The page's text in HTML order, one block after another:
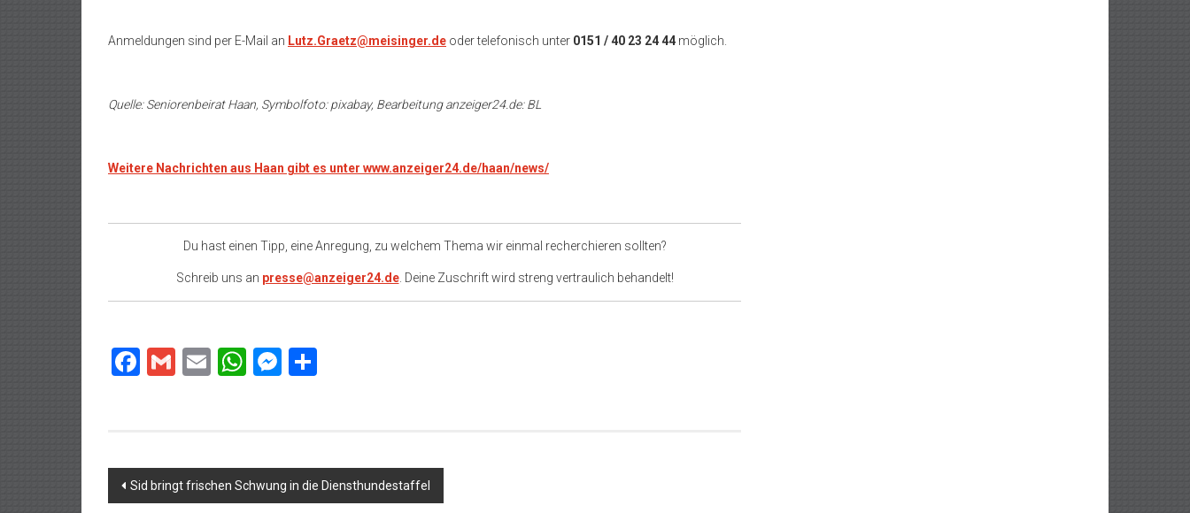
Anmeldungen sind per E-Mail an Lutz.Graetz@meisinger.de oder telefonisch unter 0151 / 40 23 24 44 möglich.
Quelle: Seniorenbeirat Haan, Symbolfoto: pixabay, Bearbeitung anzeiger24.de: BL
Weitere Nachrichten aus Haan gibt es unter www.anzeiger24.de/haan/news/
Du hast einen Tipp, eine Anregung, zu welchem Thema wir einmal recherchieren sollten?
Schreib uns an presse@anzeiger24.de. Deine Zuschrift wird streng vertraulich behandelt!
Facebook
GmailEmailWhatsApp
Messenger
Beitragsnavigation
Sid bringt frischen Schwung in die Diensthundestaffel